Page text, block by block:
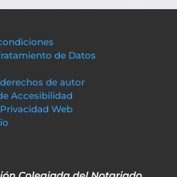
de Datos
de autor
Accesibilidad
Web